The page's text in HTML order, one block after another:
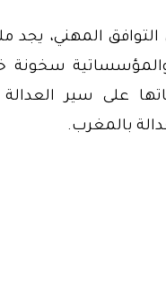
المهني، يجد
والمؤسساتية سخونة
على سير
بالمغرب.